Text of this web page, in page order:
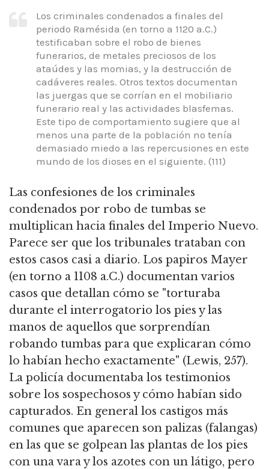
Los criminales condenados a finales del
periodo Ramésida (en torno a 1120 a.C.)
testificaban sobre el robo de bienes
funerarios, de metales preciosos de los
ataúdes y las momias, y la destrucción de
cadáveres reales. Otros textos documentan
las juergas que se corrían en el mobiliario
funerario real y las actividades blasfemas.
Este tipo de comportamiento sugiere que al
menos una parte de la población no tenía
demasiado miedo a las repercusiones en este
mundo de los dioses en el siguiente. (111)
Las confesiones de los criminales
condenados por robo de tumbas se
multiplican hacia finales del Imperio Nuevo.
Parece ser que los tribunales trataban con
estos casos casi a diario. Los papiros Mayer
(en torno a 1108 a.C.) documentan varios
casos que detallan cómo se "torturaba
durante el interrogatorio los pies y las
manos de aquellos que sorprendían
robando tumbas para que explicaran cómo
lo habían hecho exactamente" (Lewis, 257).
La policía documentaba los testimonios
sobre los sospechosos y cómo habían sido
capturados. En general los castigos más
comunes que aparecen son palizas (falangas)
en las que se golpean las plantas de los pies
con una vara y los azotes con un látigo, pero